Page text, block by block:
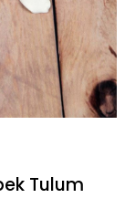
Tulum